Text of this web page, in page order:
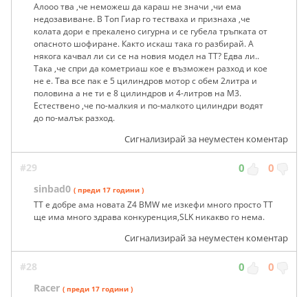
Алооо тва ,че неможеш да караш не значи ,чи ема
недозавиване. В Топ Гиар го тестваха и признаха ,че
колата дори е прекалено сигурна и се губела тръпката от
опасното шофиране. Както искаш така го разбирай. А
някога качвал ли си се на новия модел на ТТ? Едва ли..
Така ,че спри да кометриаш кое е възможен разход и кое
не е. Тва все пак е 5 цилиндров мотор с обем 2литра и
половина а не ти е 8 цилиндров и 4-литров на М3.
Естествено ,че по-малкия и по-малкото цилиндри водят
до по-малък разход.
Сигнализирай за неуместен коментар
#29 0 0
sinbad0 ( преди 17 години )
TT e добре ама новата Z4 BMW ме изкефи много просто ТТ
ще има много здрава конкуренция,SLK никакво го нема.
Сигнализирай за неуместен коментар
#28 0 0
Racer ( преди 17 години )